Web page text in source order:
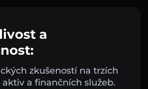
a
zkušeností na trzích
a finančních služeb.